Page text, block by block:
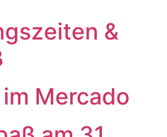
&
Mercado